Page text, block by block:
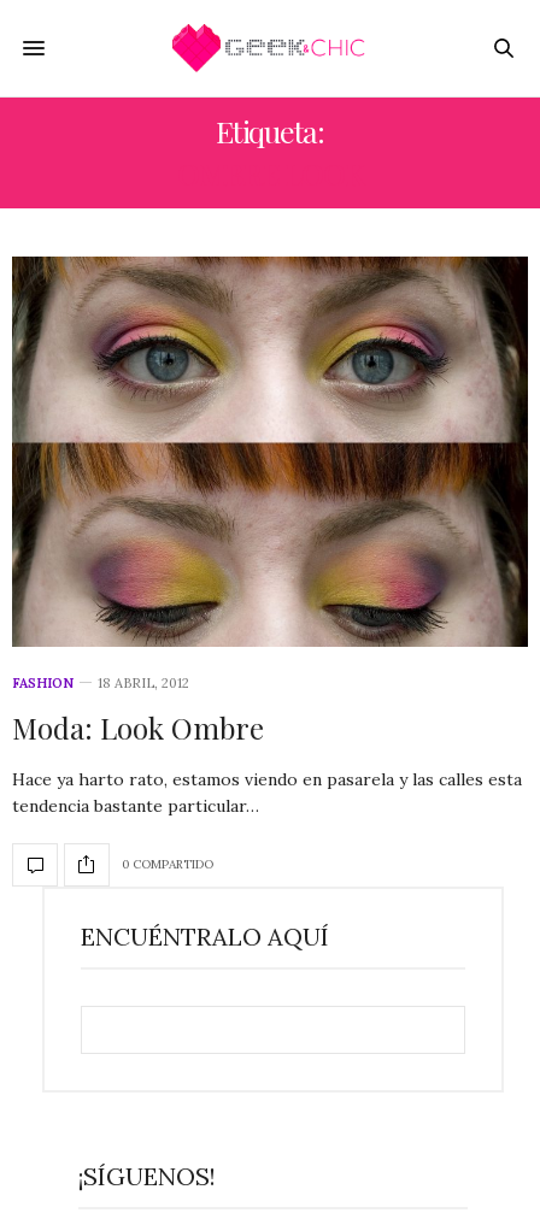
Etiqueta:
FASHION 18 ABRIL, 2012
Moda: Look Ombre
Hace ya harto rato, estamos viendo en pasarela y las calles esta
tendencia bastante particular…
0 COMPARTIDO
ENCUÉNTRALO AQUÍ
¡SÍGUENOS!